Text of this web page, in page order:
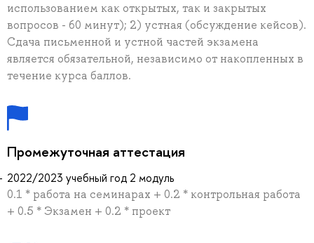
использованием как открытых, так и закрытых
вопросов - 60 минут); 2) устная (обсуждение кейсов).
Сдача письменной и устной частей экзамена
является обязательной, независимо от накопленных в
течение курса баллов.
Промежуточная аттестация
2022/2023 учебный год 2 модуль
0.1 * работа на семинарах + 0.2 * контрольная работа
+ 0.5 * Экзамен + 0.2 * проект